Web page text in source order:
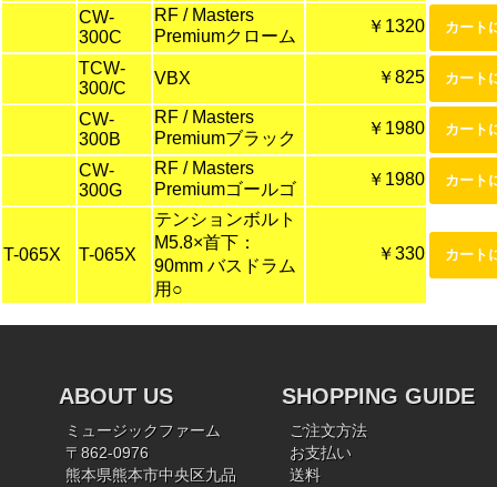
CW-
300C
RF / Masters
Premiumクローム
￥1320
TCW-
300/C
VBX ￥825
CW-
300B
RF / Masters
Premiumブラック
￥1980
CW-
300G
RF / Masters
Premiumゴールゴ
￥1980
T-065X T-065X
テンションボルト
M5.8×首下：
90mm バスドラム
用○
￥330
ABOUT US
ミュージックファーム
〒862-0976
熊本県熊本市中央区九品
SHOPPING GUIDE
ご注文方法
お支払い
送料